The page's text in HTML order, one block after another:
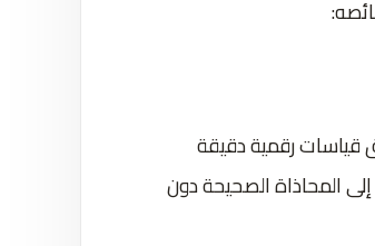
رقمية دقيقة
المحاذاة الصحيحة دون